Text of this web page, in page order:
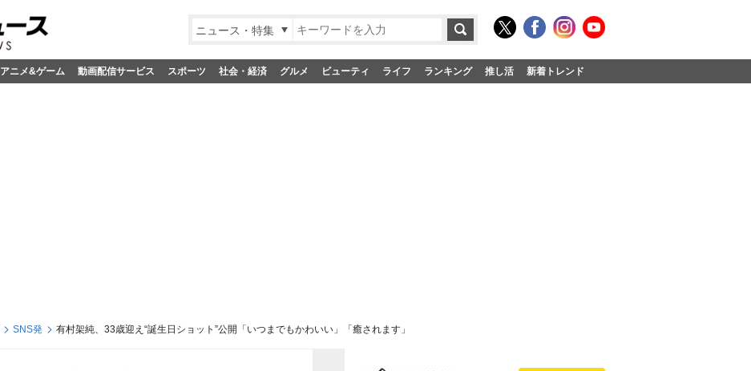
ニュース・特集
アニメ&ゲーム 動画配信サービス スポーツ 社会・経済 グルメ ビューティ ライフ ランキング 推し活 新着トレンド
SNS発 有村架純、33歳迎え“誕生日ショット”公開「いつまでもかわいい」「癒されます」